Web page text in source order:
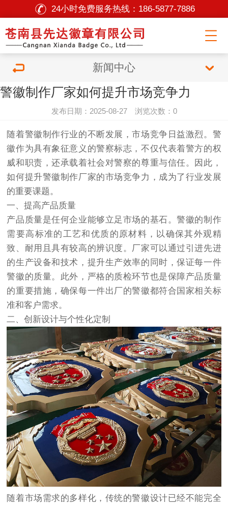
24小时免费服务热线： 186-5877-7886
新闻中心
警徽制作厂家如何提升市场竞争力
发布日期：2025-08-27 浏览次数：0
随着警徽制作行业的不断发展，市场竞争日益激烈。警
徽作为具有象征意义的警察标志，不仅代表着警方的权
威和职责，还承载着社会对警察的尊重与信任。因此，
如何提升警徽制作厂家的市场竞争力，成为了行业发展
的重要课题。
一、提高产品质量
产品质量是任何企业能够立足市场的基石。警徽的制作
需要高标准的工艺和优质的原材料，以确保其外观精
致、耐用且具有较高的辨识度。厂家可以通过引进先进
的生产设备和技术，提升生产效率的同时，保证每一件
警徽的质量。此外，严格的质检环节也是保障产品质量
的重要措施，确保每一件出厂的警徽都符合国家相关标
准和客户需求。
二、创新设计与个性化定制
随着市场需求的多样化，传统的警徽设计已经不能完全